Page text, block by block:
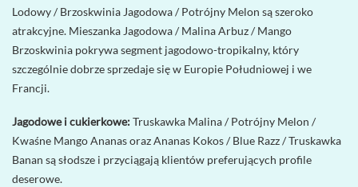
Lodowy / Brzoskwinia Jagodowa / Potrójny Melon są szeroko
atrakcyjne. Mieszanka Jagodowa / Malina Arbuz / Mango
Brzoskwinia pokrywa segment jagodowo-tropikalny, który
szczególnie dobrze sprzedaje się w Europie Południowej i we
Francji.
Jagodowe i cukierkowe:Truskawka Malina / Potrójny Melon /
Kwaśne Mango Ananas oraz Ananas Kokos / Blue Razz / Truskawka
Banan są słodsze i przyciągają klientów preferujących profile
deserowe.